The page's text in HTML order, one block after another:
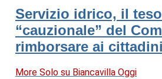
Servizio idrico, il
“cauzionale” del
rimborsare ai cittadini
More Solo su Biancavilla Oggi